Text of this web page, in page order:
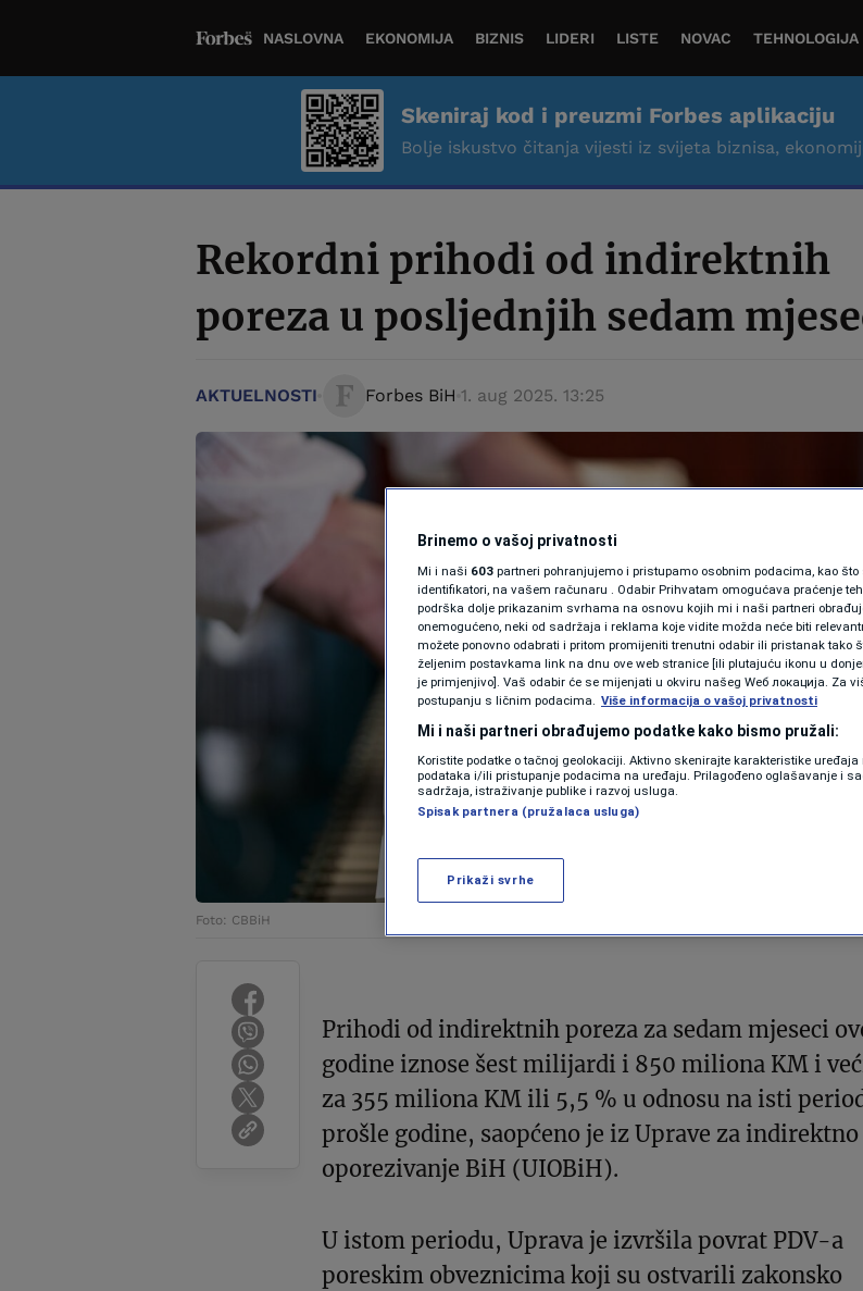
NASLOVNA EKONOMIJA BIZNIS LIDERI LISTE NOVAC TEHNOLOGIJA
Skeniraj kod i preuzmi Forbes aplikaciju
Bolje iskustvo čitanja vijesti iz svijeta biznisa,
Rekordni prihodi od indirektnih
poreza u posljednjih sedam
AKTUELNOSTI Forbes BiH 1. aug 2025. 13:25
Foto: CBBiH
Prihodi od indirektnih poreza za sedam mjeseci
godine iznose šest milijardi i 850 miliona KM i
za 355 miliona KM ili 5,5 % u odnosu na isti
prošle godine, saopćeno je iz Uprave za indirektno
oporezivanje BiH (UIOBiH).
U istom periodu, Uprava je izvršila povrat PDV-a
poreskim obveznicima koji su ostvarili zakonsko
Brinemo o vašoj privatnosti
Mi i naši 603 partneri pohranjujemo i pristupamo osobnim podacima, kao
identifikatori, na vašem računaru . Odabir Prihvatam omogućava praćenje
podrška dolje prikazanim svrhama na osnovu kojih mi i naši partneri
onemogućeno, neki od sadržaja i reklama koje vidite možda neće biti
možete ponovno odabrati i pritom promijeniti trenutni odabir ili pristanak tako
željenim postavkama link na dnu ove web stranice [ili plutajuću ikonu u
je primjenjivo]. Vaš odabir će se mijenjati u okviru našeg Wеб локација. Za
postupanju s ličnim podacima. Više informacija o vašoj privatnosti
Mi i naši partneri obrađujemo podatke kako bismo pružali:
Koristite podatke o tačnoj geolokaciji. Aktivno skenirajte karakteristike
podataka i/ili pristupanje podacima na uređaju. Prilagođeno oglašavanje i
sadržaja, istraživanje publike i razvoj usluga.
Spisak partnera (pružalaca usluga)
Prikaži svrhe